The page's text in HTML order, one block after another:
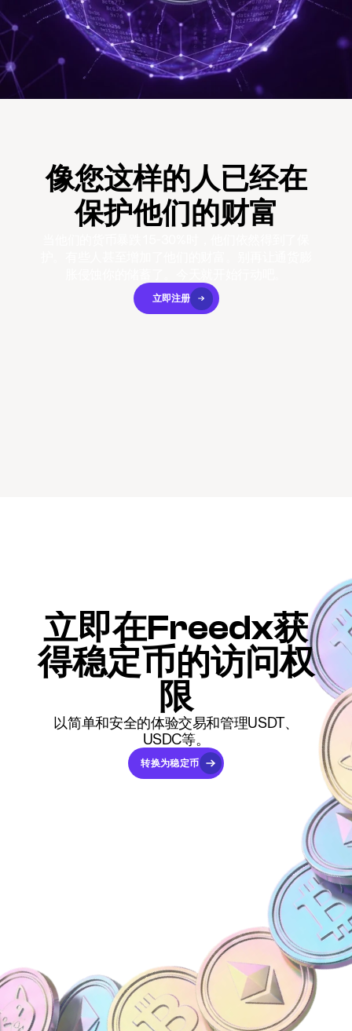
像您这样的人已经在
保护他们的财富
立即注册
立即在Freedx获
得稳定币的访问权
限
以简单和安全的体验交易和管理USDT、
USDC等。
转换为稳定币